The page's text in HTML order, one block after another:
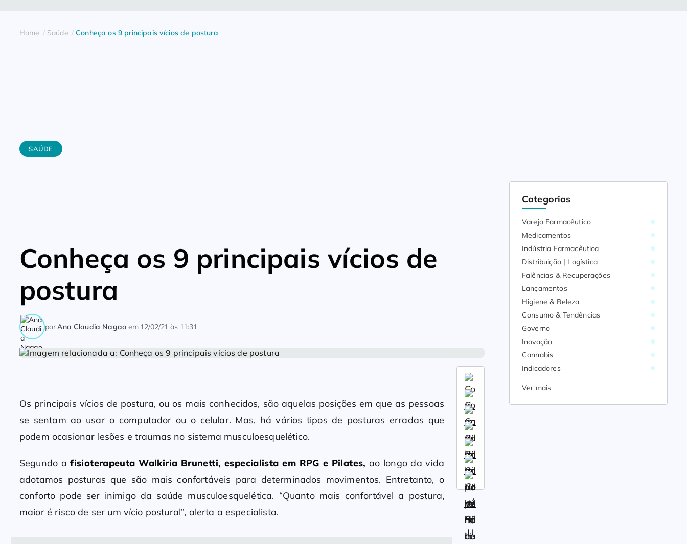
Home Saúde Conheça os 9 principais vícios de postura
SAÚDE
Conheça os 9 principais vícios de
postura
porAna Claudia Nagao em 12/02/21 às 11:31
Os principais vícios de postura, ou os mais conhecidos, são aquelas posições em que as pessoas
se sentam ao usar o computador ou o celular. Mas, há vários tipos de posturas erradas que
podem ocasionar lesões e traumas no sistema musculoesquelético.
Segundo afisioterapeuta Walkiria Brunetti, especialista em RPG e Pilates, ao longo da vida
adotamos posturas que são mais confortáveis para determinados movimentos. Entretanto, o
conforto pode ser inimigo da saúde musculoesquelética. “Quanto mais confortável a postura,
maior é risco de ser um vício postural”, alerta a especialista.
Categorias
Varejo Farmacêutico
Medicamentos
Indústria Farmacêutica
Distribuição | Logística
Falências & Recuperações
Lançamentos
Higiene & Beleza
Consumo & Tendências
Governo
Inovação
Cannabis
Indicadores
Ver mais